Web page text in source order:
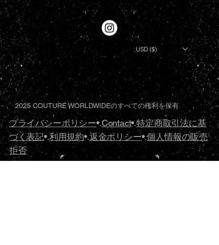
プライバシーポリシー•.Contact•.特定商取引法に基
づく表記•.利用規約•.返金ポリシー•.個人情報の販売
拒否
2025 COUTURE WORLDWIDEのすべての権利を保有
USD ($)